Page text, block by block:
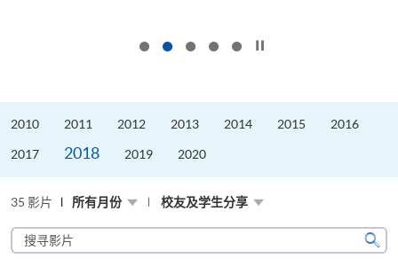
2010 2011 2012 2013 2014 2015 2016
2017 2018 2019 2020
35 影片 所有月份 校友及学生分享
搜
寻
搜